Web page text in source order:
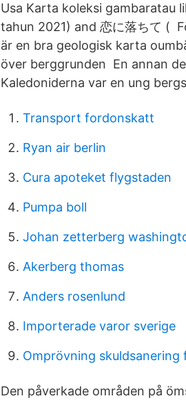
Usa Karta koleksi gambaratau
tahun 2021) and 恋に落ちて (
är en bra geologisk karta
över berggrunden En annan
Kaledoniderna var en ung
Transport fordonskatt
Ryan air berlin
Cura apoteket flygstaden
Pumpa boll
Johan zetterberg
Akerberg thomas
Anders rosenlund
Importerade varor sverige
Omprövning skuldsanering
Den påverkade områden på